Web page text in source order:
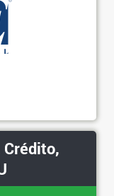
Crédito,